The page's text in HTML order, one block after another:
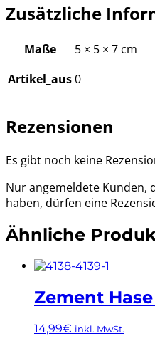
Zusätzliche
Maße
5 × 5 × 7 cm
Artikel_aus0
Rezensionen
Es gibt noch keine
Nur angemeldete Kunden,
haben, dürfen eine
Ähnliche
Zement
14,99€ inkl. MwSt.